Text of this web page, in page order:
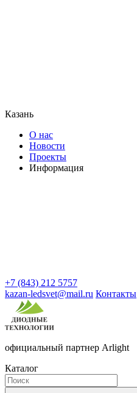
Казань
О нас
Новости
Проекты
Информация
+7 (843) 212 5757
kazan-ledsvet@mail.ru Контакты
официальный партнер Arlight
Каталог